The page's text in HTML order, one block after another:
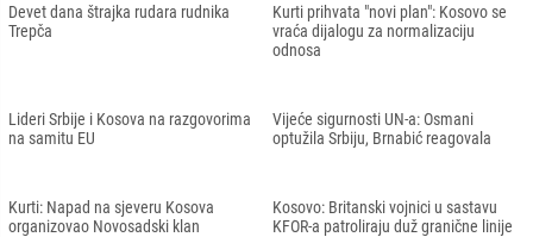
Devet dana štrajka rudara rudnika
Trepča
Kurti prihvata "novi plan": Kosovo se
vraća dijalogu za normalizaciju
odnosa
Lideri Srbije i Kosova na razgovorima
na samitu EU
Vijeće sigurnosti UN-a: Osmani
optužila Srbiju, Brnabić reagovala
Kurti: Napad na sjeveru Kosova
organizovao Novosadski klan
Kosovo: Britanski vojnici u sastavu
KFOR-a patroliraju duž granične linije